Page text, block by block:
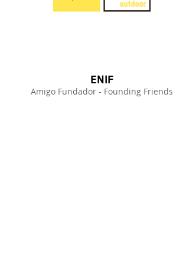
ENIF
Amigo Fundador - Founding Friends